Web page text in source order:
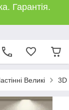
Гарантія.
Великі 3D